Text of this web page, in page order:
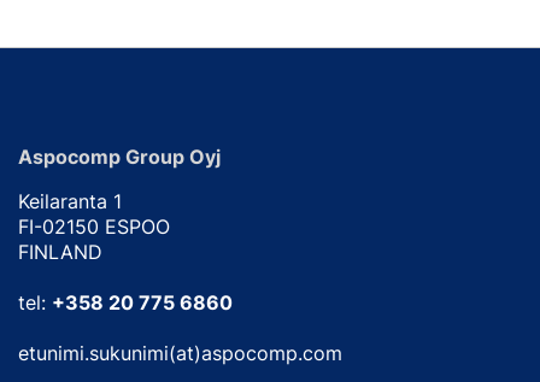
Aspocomp Group Oyj
Keilaranta 1
FI-02150 ESPOO
FINLAND
tel: +358 20 775 6860
etunimi.sukunimi(at)aspocomp.com